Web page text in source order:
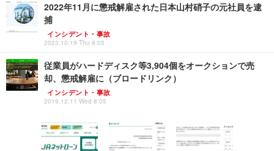
2022年11月に懲戒解雇された日本山村硝子の元社員を逮
捕
インシデント・事故
2023.10.19 Thu 8:05
従業員がハードディスク等3,904個をオークションで売
却、懲戒解雇に（ブロードリンク）
インシデント・事故
2019.12.11 Wed 8:05